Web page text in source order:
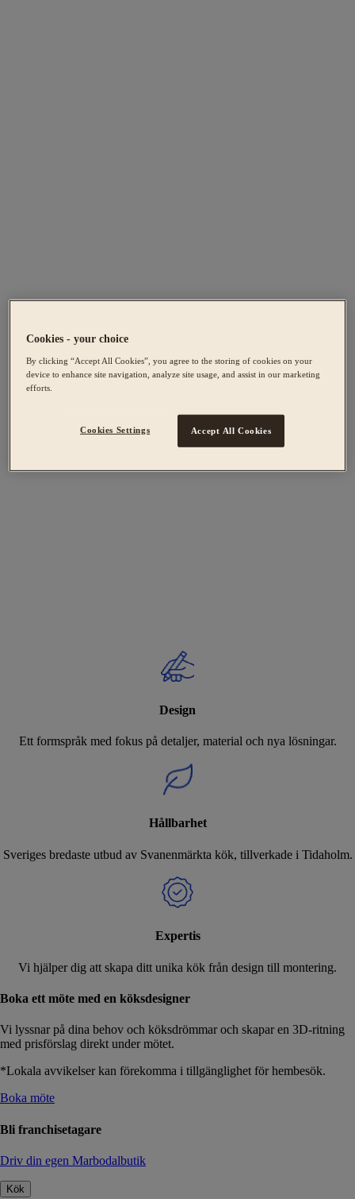
Design
Ett formspråk med fokus på detaljer, material och nya lösningar.
Hållbarhet
Sveriges bredaste utbud av Svanenmärkta kök, tillverkade i Tidaholm.
Expertis
Vi hjälper dig att skapa ditt unika kök från design till montering.
Boka ett möte med en köksdesigner
Vi lyssnar på dina behov och köksdrömmar och skapar en 3D-ritning
med prisförslag direkt under mötet.
*Lokala avvikelser kan förekomma i tillgänglighet för hembesök.
Boka möte
Bli franchisetagare
Driv din egen Marbodalbutik
Kök
Cookies - your choice
By clicking “Accept All Cookies”, you agree to the storing of cookies on your
device to enhance site navigation, analyze site usage, and assist in our marketing
efforts.
Cookies Settings Accept All Cookies